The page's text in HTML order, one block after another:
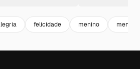
felicidade menino menina